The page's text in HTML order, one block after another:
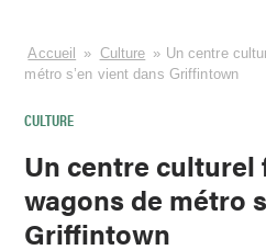
Accueil » Culture » Un centre
métro s’en vient dans Griffintown
CULTURE
Un centre culturel
wagons de métro
Griffintown